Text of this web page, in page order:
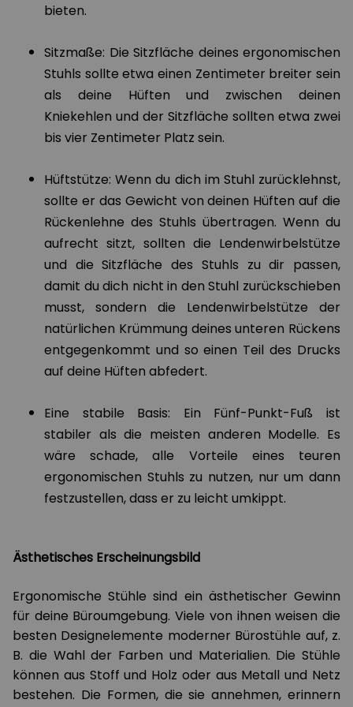
bieten.
Sitzmaße: Die Sitzfläche deines ergonomischen
Stuhls sollte etwa einen Zentimeter breiter sein
als deine Hüften und zwischen deinen
Kniekehlen und der Sitzfläche sollten etwa zwei
bis vier Zentimeter Platz sein.
Hüftstütze: Wenn du dich im Stuhl zurücklehnst,
sollte er das Gewicht von deinen Hüften auf die
Rückenlehne des Stuhls übertragen. Wenn du
aufrecht sitzt, sollten die Lendenwirbelstütze
und die Sitzfläche des Stuhls zu dir passen,
damit du dich nicht in den Stuhl zurückschieben
musst, sondern die Lendenwirbelstütze der
natürlichen Krümmung deines unteren Rückens
entgegenkommt und so einen Teil des Drucks
auf deine Hüften abfedert.
Eine stabile Basis: Ein Fünf-Punkt-Fuß ist
stabiler als die meisten anderen Modelle. Es
wäre schade, alle Vorteile eines teuren
ergonomischen Stuhls zu nutzen, nur um dann
festzustellen, dass er zu leicht umkippt.
Ästhetisches Erscheinungsbild
Ergonomische Stühle sind ein ästhetischer Gewinn
für deine Büroumgebung. Viele von ihnen weisen die
besten Designelemente moderner Bürostühle auf, z.
B. die Wahl der Farben und Materialien. Die Stühle
können aus Stoff und Holz oder aus Metall und Netz
bestehen. Die Formen, die sie annehmen, erinnern